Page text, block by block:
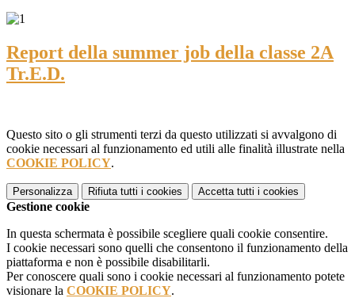
Report della summer job della classe 2A
Tr.E.D.
Questo sito o gli strumenti terzi da questo utilizzati si avvalgono di
cookie necessari al funzionamento ed utili alle finalità illustrate nella
COOKIE POLICY.
Personalizza Rifiuta tutti i cookies Accetta tutti i cookies
Gestione cookie
In questa schermata è possibile scegliere quali cookie consentire.
I cookie necessari sono quelli che consentono il funzionamento della
piattaforma e non è possibile disabilitarli.
Per conoscere quali sono i cookie necessari al funzionamento potete
visionare la COOKIE POLICY.